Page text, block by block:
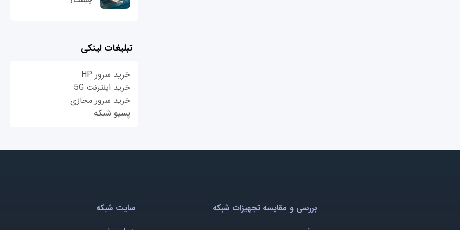
تبلیغات لینکی
خرید سرور HP
خرید اینترنت 5G
خرید سرور مجازی
پسیو شبکه
بررسی و مقایسه تجهیزات شبکه
سایت شبکه